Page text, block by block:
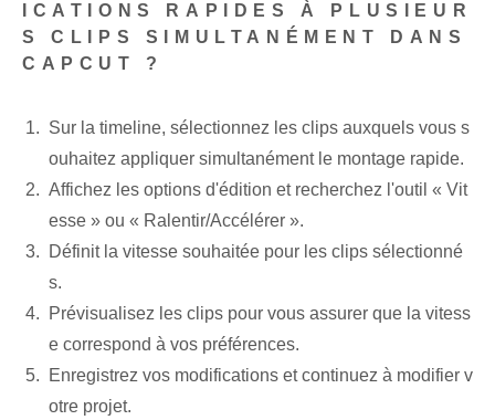
ICATIONS RAPIDES À PLUSIEUR
S CLIPS SIMULTANÉMENT DANS
CAPCUT ?
Sur la timeline, sélectionnez les clips auxquels vous s
ouhaitez appliquer simultanément le montage rapide.
Affichez les options d'édition et recherchez l'outil « Vit
esse » ou « Ralentir/Accélérer ».
Définit la vitesse souhaitée pour les clips sélectionné
s.
Prévisualisez les clips pour vous assurer que la vitess
e correspond à vos préférences.
Enregistrez vos modifications et continuez à modifier v
otre projet.